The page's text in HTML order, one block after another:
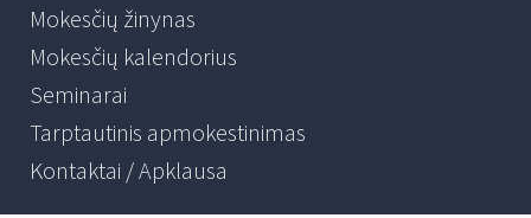
Mokesčių žinynas
Mokesčių kalendorius
Seminarai
Tarptautinis apmokestinimas
Kontaktai / Apklausa